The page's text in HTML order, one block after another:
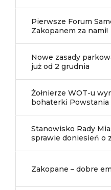
Pierwsze Forum
Zakopanem za nami!
Nowe zasady
już od 2 grudnia
Żołnierze WOT-u
bohaterki Powstania
Stanowisko Rady
sprawie doniesień o
Zakopane – dobre